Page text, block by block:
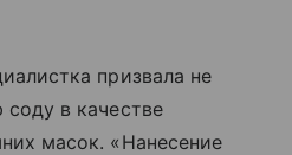
призвала не
в качестве
масок. «Нанесение